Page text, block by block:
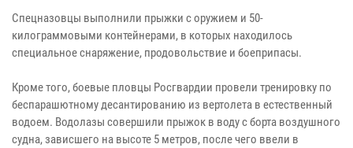
Спецназовцы выполнили прыжки с оружием и 50-
килограммовыми контейнерами, в которых находилось
специальное снаряжение, продовольствие и боеприпасы.
Кроме того, боевые пловцы Росгвардии провели тренировку по
беспарашютному десантированию из вертолета в естественный
водоем. Водолазы совершили прыжок в воду с борта воздушного
судна, зависшего на высоте 5 метров, после чего ввели в